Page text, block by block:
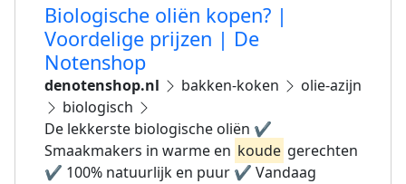
Biologische oliën kopen? |
Voordelige prijzen | De
Notenshop
denotenshop.nl bakken-koken
olie-azijn
biologisch
De lekkerste biologische oliën ✔
Smaakmakers in warme en koude gerechten
✔ 100% natuurlijk en puur ✔ Vandaag